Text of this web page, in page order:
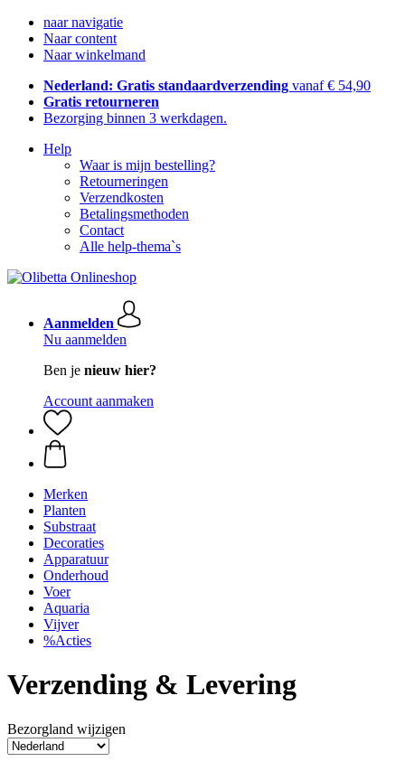
naar navigatie
Naar content
Naar winkelmand
Nederland: Gratis standaardverzending vanaf € 54,90
Gratis retourneren
Bezorging binnen 3 werkdagen.
Help
Waar is mijn bestelling?
Retourneringen
Verzendkosten
Betalingsmethoden
Contact
Alle help-thema`s
Aanmelden
Nu aanmelden
Ben je nieuw hier?
Account aanmaken
Merken
Planten
Substraat
Decoraties
Apparatuur
Onderhoud
Voer
Aquaria
Vijver
%Acties
Verzending & Levering
Bezorgland wijzigen